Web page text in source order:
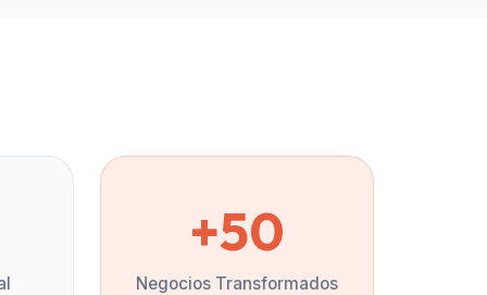
+50
Negocios Transformados